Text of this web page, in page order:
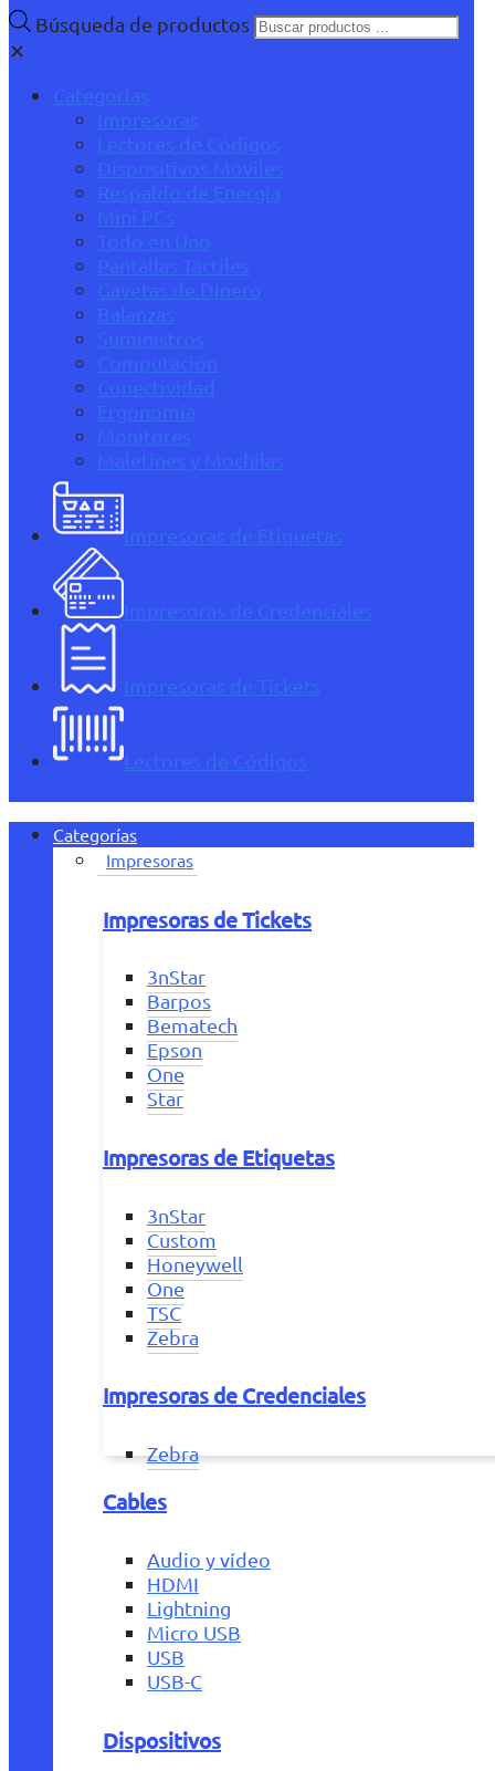
Búsqueda de productos
✕
Categorías
Impresoras
Lectores de Códigos
Dispositivos Móviles
Respaldo de Energía
Mini PCs
Todo en Uno
Pantallas Táctiles
Gavetas de Dinero
Balanzas
Suministros
Computación
Conectividad
Ergonomía
Monitores
Maletines y Mochilas
Impresoras de Etiquetas
Impresoras de Credenciales
Impresoras de Tickets
Lectores de Códigos
Categorías
Impresoras
Impresoras de Tickets
3nStar
Barpos
Bematech
Epson
One
Star
Impresoras de Etiquetas
3nStar
Custom
Honeywell
One
TSC
Zebra
Impresoras de Credenciales
Zebra
Cables
Audio y vídeo
HDMI
Lightning
Micro USB
USB
USB-C
Dispositivos